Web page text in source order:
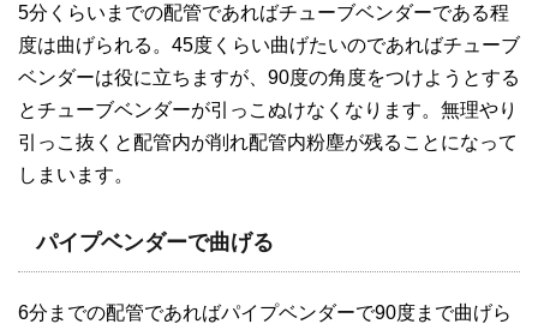
5分くらいまでの配管であればチューブベンダーである程
度は曲げられる。45度くらい曲げたいのであればチューブ
ベンダーは役に立ちますが、90度の角度をつけようとする
とチューブベンダーが引っこぬけなくなります。無理やり
引っこ抜くと配管内が削れ配管内粉塵が残ることになって
しまいます。
パイプベンダーで曲げる
6分までの配管であればパイプベンダーで90度まで曲げら